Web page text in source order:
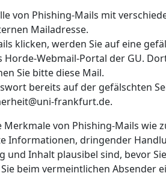
von Phishing-Mails mit
Mailadresse.
klicken, werden Sie auf eine
Webmail-Portal der GU.
Sie bitte diese Mail.
bereits auf der gefälschten
frankfurt.de.
von Phishing-Mails wie
Informationen, dringender
und Inhalt plausibel sind, bevor
beim vermeintlichen Absender